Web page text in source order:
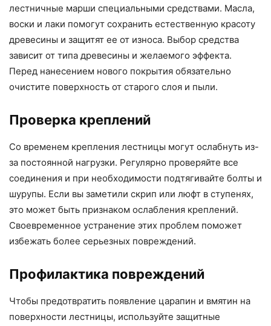
лестничные марши специальными средствами. Масла,
воски и лаки помогут сохранить естественную красоту
древесины и защитят ее от износа. Выбор средства
зависит от типа древесины и желаемого эффекта.
Перед нанесением нового покрытия обязательно
очистите поверхность от старого слоя и пыли.
Проверка креплений
Со временем крепления лестницы могут ослабнуть из-
за постоянной нагрузки. Регулярно проверяйте все
соединения и при необходимости подтягивайте болты и
шурупы. Если вы заметили скрип или люфт в ступенях,
это может быть признаком ослабления креплений.
Своевременное устранение этих проблем поможет
избежать более серьезных повреждений.
Профилактика повреждений
Чтобы предотвратить появление царапин и вмятин на
поверхности лестницы, используйте защитные